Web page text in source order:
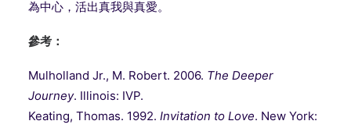
為中心，活出真我與真愛。
參考：
Mulholland Jr., M. Robert. 2006. The Deeper
Journey. Illinois: IVP.
Keating, Thomas. 1992. Invitation to Love. New York: